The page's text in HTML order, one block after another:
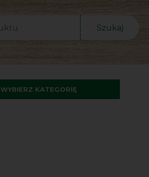
WYBIERZ KATEGORIĘ
Szukaj